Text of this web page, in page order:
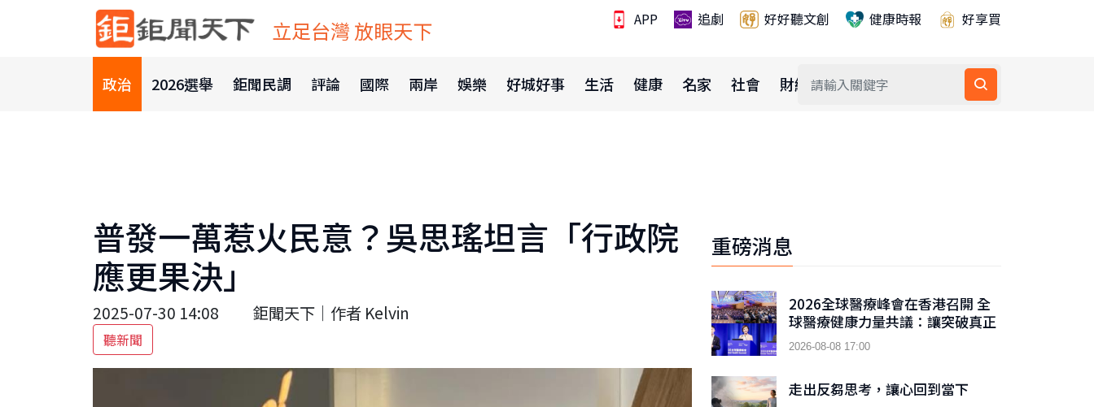
立足台灣 放眼天下 APP 追劇 好好聽文創 健康時報 好享買
政治 2026選舉 鉅聞民調 評論 國際 兩岸 娛樂 好城好事 生活 健康 名家 社會 財經 公益
普發一萬惹火民意？吳思瑤坦言「行政院
應更果決」
2025-07-30 14:08 鉅聞天下｜作者 Kelvin
聽新聞
重磅消息
2026全球醫療峰會在香港召開 全
球醫療健康力量共議：讓突破真正
抵達患者
2026-08-08 17:00
走出反芻思考，讓心回到當下